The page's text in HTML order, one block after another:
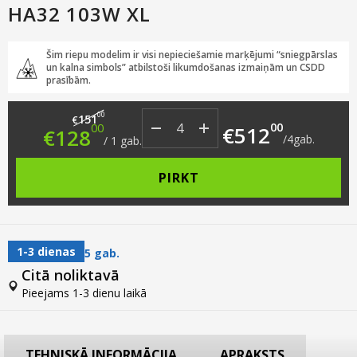
HA32 103W XL
Šim riepu modelim ir visi nepieciešamie marķējumi “sniegpārslas
un kalna simbols” atbilstoši likumdošanas izmaiņām un CSDD
prasībām.
€15100 Original price was: €151.00.
€12800 Current price is: €128.00.
/ 1 gab. €51200
/4gab.
PIRKT
1-3 dienas 5 gab.
Citā noliktavā
Pieejams 1-3 dienu laikā